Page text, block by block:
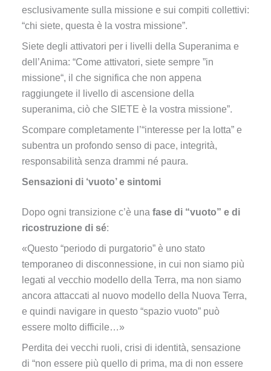
esclusivamente sulla missione e sui compiti collettivi:
“chi siete, questa è la vostra missione”.
Siete degli attivatori per i livelli della Superanima e
dell’Anima: “Come attivatori, siete sempre ”in
missione“, il che significa che non appena
raggiungete il livello di ascensione della
superanima, ciò che SIETE è la vostra missione”.
Scompare completamente l’“interesse per la lotta” e
subentra un profondo senso di pace, integrità,
responsabilità senza drammi né paura.
Sensazioni di ‘vuoto’ e sintomi
Dopo ogni transizione c’è una fase di “vuoto” e di
ricostruzione di sé:
«Questo “periodo di purgatorio” è uno stato
temporaneo di disconnessione, in cui non siamo più
legati al vecchio modello della Terra, ma non siamo
ancora attaccati al nuovo modello della Nuova Terra,
e quindi navigare in questo “spazio vuoto” può
essere molto difficile…»
Perdita dei vecchi ruoli, crisi di identità, sensazione
di “non essere più quello di prima, ma di non essere